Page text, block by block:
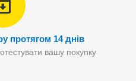
протягом 14 днів
вашу покупку